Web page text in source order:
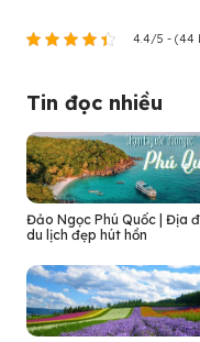
4.4/5 - (44
Tin đọc nhiều
Đảo Ngọc Phú Quốc | Địa
du lịch đẹp hút hồn